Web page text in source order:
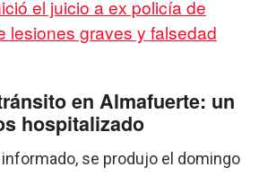
el juicio a ex policía de
lesiones graves y falsedad
en Almafuerte: un
hospitalizado
se produjo el domingo